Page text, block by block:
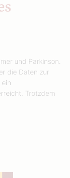
und Parkinson.
die Daten zur
ein
Trotzdem